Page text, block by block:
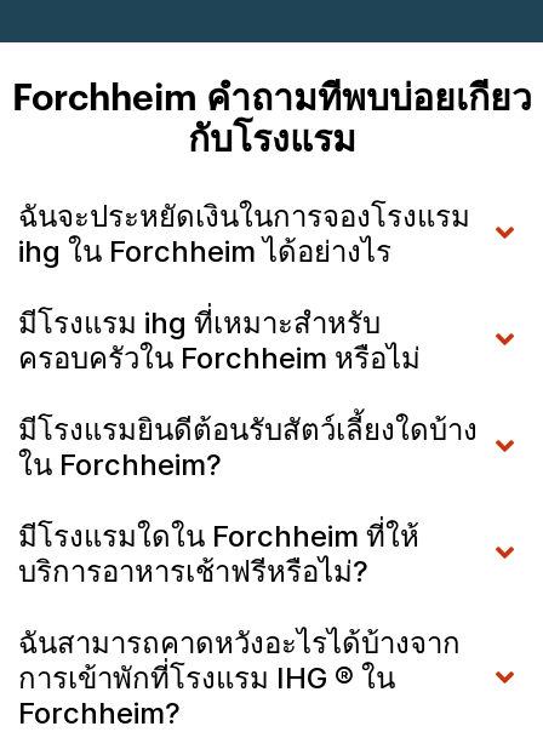
Forchheim คำถามที่พบบ่อยเกี่ยว
กับโรงแรม
ฉันจะประหยัดเงินในการจองโรงแรม
ihg ใน Forchheim ได้อย่างไร
มีโรงแรม ihg ที่เหมาะสำหรับ
ครอบครัวใน Forchheim หรือไม่
มีโรงแรมยินดีต้อนรับสัตว์เลี้ยงใดบ้าง
ใน Forchheim?
มีโรงแรมใดใน Forchheim ที่ให้
บริการอาหารเช้าฟรีหรือไม่?
ฉันสามารถคาดหวังอะไรได้บ้างจาก
การเข้าพักที่โรงแรม IHG ® ใน
Forchheim?